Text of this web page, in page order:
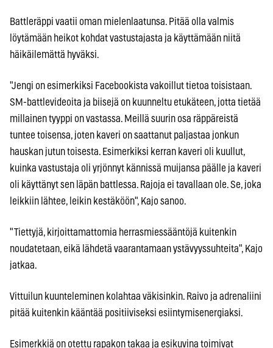
Battleräppi vaatii oman mielenlaatunsa. Pitää olla valmis
löytämään heikot kohdat vastustajasta ja käyttämään niitä
häikäilemättä hyväksi.
"Jengi on esimerkiksi Facebookista vakoillut tietoa toisistaan.
SM-battlevideoita ja biisejä on kuunneltu etukäteen, jotta tietää
millainen tyyppi on vastassa. Meillä suurin osa räppäreistä
tuntee toisensa, joten kaveri on saattanut paljastaa jonkun
hauskan jutun toisesta. Esimerkiksi kerran kaveri oli kuullut,
kuinka vastustaja oli yrjönnyt kännissä muijansa päälle ja kaveri
oli käyttänyt sen läpän battlessa. Rajoja ei tavallaan ole. Se, joka
leikkiin lähtee, leikin kestäköön", Kajo sanoo.
"Tiettyjä, kirjoittamattomia herrasmiessääntöjä kuitenkin
noudatetaan, eikä lähdetä vaarantamaan ystävyyssuhteita", Kajo
jatkaa.
Vittuilun kuunteleminen kolahtaa väkisinkin. Raivo ja adrenaliini
pitää kuitenkin kääntää positiiviseksi esiintymisenergiaksi.
Esimerkkiä on otettu rapakon takaa ja esikuvina toimivat